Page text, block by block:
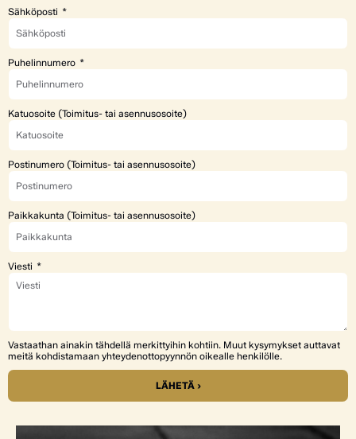
Sähköposti
Puhelinnumero
Katuosoite (Toimitus- tai asennusosoite)
Postinumero (Toimitus- tai asennusosoite)
Paikkakunta (Toimitus- tai asennusosoite)
Viesti
Vastaathan ainakin tähdellä merkittyihin kohtiin. Muut kysymykset auttavat
meitä kohdistamaan yhteydenottopyynnön oikealle henkilölle.
LÄHETÄ ›